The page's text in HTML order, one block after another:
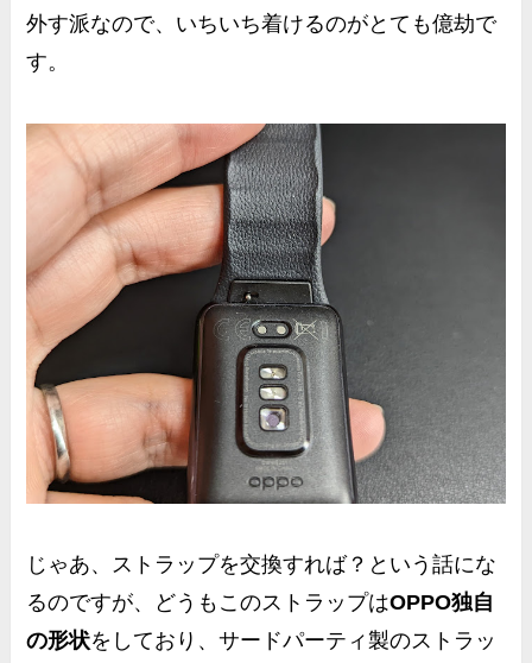
外す派なので、いちいち着けるのがとても億劫で
す。
じゃあ、ストラップを交換すれば？という話にな
るのですが、どうもこのストラップはOPPO独自
の形状をしており、サードパーティ製のストラッ